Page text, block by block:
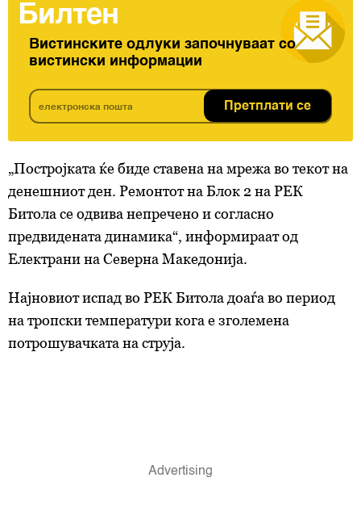
Билтен
Вистинските одлуки започнуваат со
вистински информации
Претплати се
„Постројката ќе биде ставена на мрежа во текот на
денешниот ден. Ремонтот на Блок 2 на РЕК
Битола се одвива непречено и согласно
предвидената динамика“, информираат од
Електрани на Северна Македонија.
Најновиот испад во РЕК Битола доаѓа во период
на тропски температури кога е зголемена
потрошувачката на струја.